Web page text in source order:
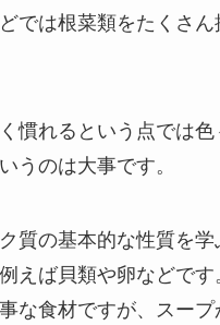
では根菜類をたくさ
慣れるという点では色
うのは大事です。
質の基本的な性質を学
えば貝類や卵などです
な食材ですが、スープ